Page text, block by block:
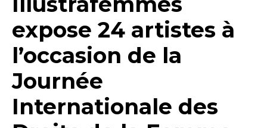
expose 24 artistes à
l’occasion de la
Journée
Internationale des